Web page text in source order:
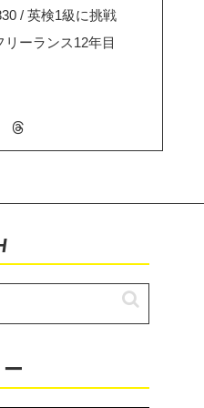
/ 英検1級に挑戦
ーランス12年目